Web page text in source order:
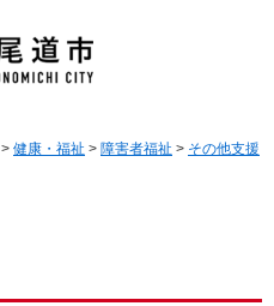
> 健康・福祉 > 障害者福祉 > その他支援